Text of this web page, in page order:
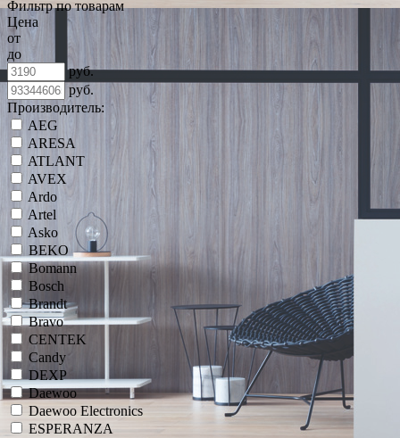
Фильтр по товарам
Цена
от
до
руб.
руб.
Производитель:
AEG
ARESA
ATLANT
AVEX
Ardo
Artel
Asko
BEKO
Bomann
Bosch
Brandt
Bravo
CENTEK
Candy
DEXP
Daewoo
Daewoo Electronics
ESPERANZA